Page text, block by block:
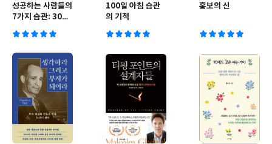
성공하는 사람들의
7가지 습관: 30주
100일 아침 습관
의 기적
홍보의 신